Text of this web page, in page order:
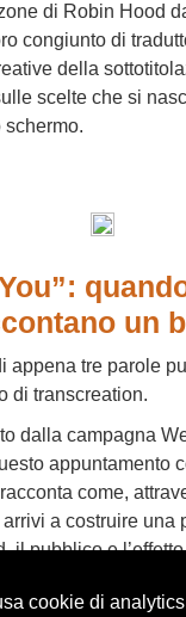
cookie di
di Robin Hood
congiunto di
della
scelte che si
schermo.
un
appena tre parole
di transcreation.
dalla campagna
appuntamento
come,
a costruire una
il pubblico e